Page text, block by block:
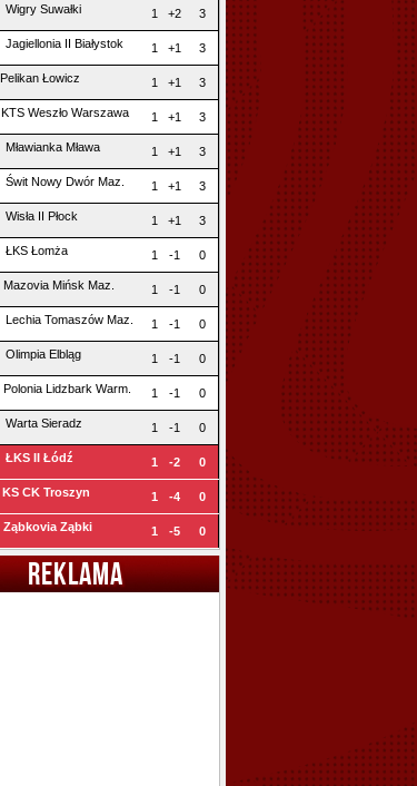
Wigry Suwałki 1 +2 3
Jagiellonia II Białystok 1 +1 3
Pelikan Łowicz 1 +1 3
KTS Weszło Warszawa 1 +1 3
Mławianka Mława 1 +1 3
Świt Nowy Dwór Maz. 1 +1 3
Wisła II Płock 1 +1 3
ŁKS Łomża 1 -1 0
Mazovia Mińsk Maz. 1 -1 0
Lechia Tomaszów Maz. 1 -1 0
Olimpia Elbląg 1 -1 0
Polonia Lidzbark Warm. 1 -1 0
Warta Sieradz 1 -1 0
ŁKS II Łódź 1 -2 0
KS CK Troszyn 1 -4 0
Ząbkovia Ząbki 1 -5 0
REKLAMA